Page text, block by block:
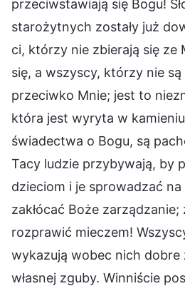
przeciwstawiają się Bogu!
starożytnych zostały już
ci, którzy nie zbierają się ze
się, a wszyscy, którzy nie są
przeciwko Mnie; jest to
która jest wyryta w
świadectwa o Bogu, są
Tacy ludzie przybywają, by
dzieciom i je sprowadzać
zakłócać Boże
rozprawić mieczem!
wykazują wobec nich dobre
własnej zguby. Winniście